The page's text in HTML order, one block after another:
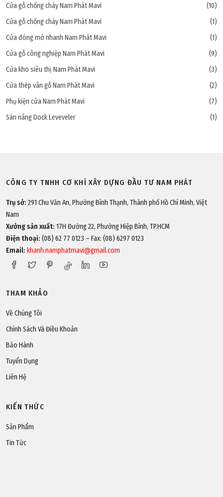
Cửa gỗ chống cháy Nam Phát Mavi
(10)
Cửa gỗ chống cháy Nam Phát Mavi
(1)
Cửa đóng mở nhanh Nam Phát Mavi
(1)
Cửa gỗ công nghiệp Nam Phát Mavi
(9)
Cửa kho siêu thị Nam Phát Mavi
(3)
Cửa thép vân gỗ Nam Phát Mavi
(2)
Phụ kiện cửa Nam Phát Mavi
(7)
Sàn nâng Dock Leveveler
(1)
CÔNG TY TNHH CƠ KHÍ XÂY DỰNG ĐẦU TƯ NAM PHÁT
Trụ sở: 291 Chu Văn An, Phường Bình Thạnh, Thành phố Hồ Chí Minh, Việt
Nam
Xưởng sản xuất: 17H Đường 22, Phường Hiệp Bình, TP.HCM
Điện thoại: (08) 62 77 0123 – Fax: (08) 6297 0123
Email: khanh.namphatmavi@gmail.com
THAM KHẢO
Về Chúng Tôi
Chính Sách Và Điều Khoản
Bảo Hành
Tuyển Dụng
Liên Hệ
KIẾN THỨC
Sản Phẩm
Tin Tức